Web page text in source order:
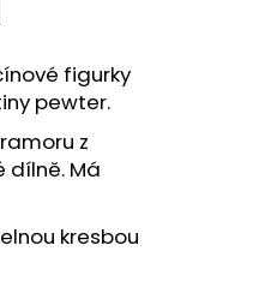
figurky
pewter.
z
dílně. Má
kresbou